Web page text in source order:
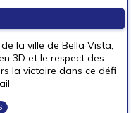
la ville de Bella Vista,
3D et le respect des
la victoire dans ce défi